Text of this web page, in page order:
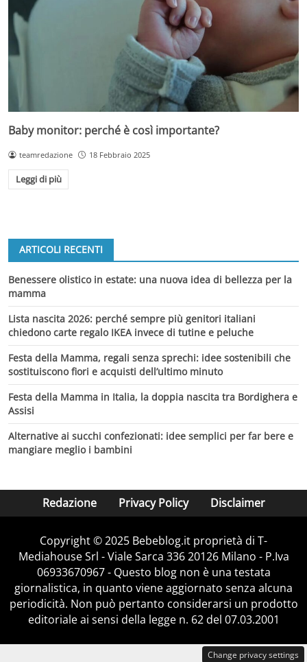
Baby monitor: perché è così importante?
teamredazione 18 Febbraio 2025
Leggi di più
ARTICOLI RECENTI
Benessere olistico in estate: una nuova idea di bellezza per la
mamma
Lista nascita 2026: perché sempre più genitori italiani
chiedono carte regalo IKEA invece di tutine e peluche
Festa della Mamma, regali senza sprechi: idee sostenibili che
sostituiscono fiori e acquisti dell’ultimo minuto
Festa della Mamma in Italia, la doppia nascita tra Bordighera e
Assisi
Alternative ai succhi confezionati: idee semplici per far bere e
mangiare meglio i bambini
Redazione Privacy Policy Disclaimer
Copyright © 2025 Bebeblog.it proprietà di T-
Mediahouse Srl - Viale Sarca 336 20126 Milano - P.Iva
06933670967 - Questo blog non è una testata
giornalistica, in quanto viene aggiornato senza alcuna
periodicità. Non può pertanto considerarsi un prodotto
editoriale ai sensi della legge n. 62 del 07.03.2001
Change privacy settings